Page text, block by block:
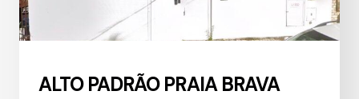
ALTO PADRÃO PRAIA BRAVA